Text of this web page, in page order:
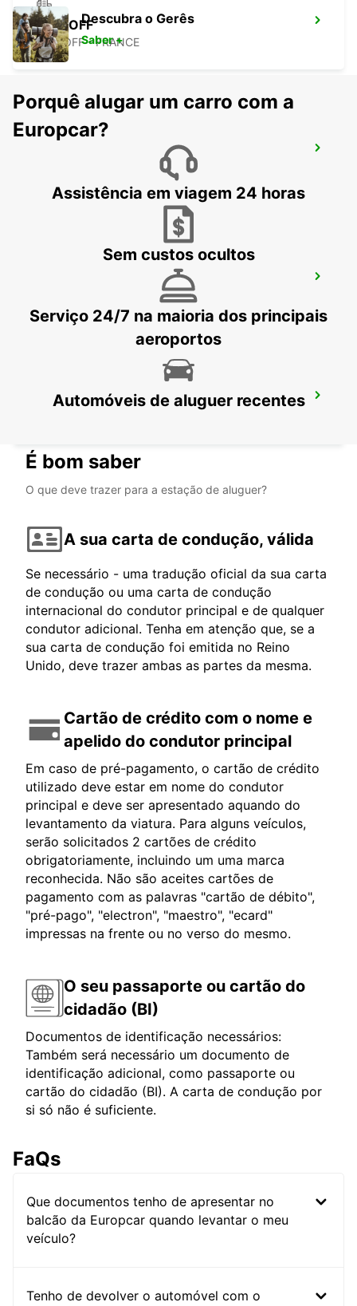
ROSCOFF
ROSCOFF - FRANCE
ESTAÇÃO DE COMBOIOS TGV DE SAINT-
PLOERMEL
Descubra o Gerês
Saber +
Porquê alugar um carro com a
Europcar?
Assistência em viagem 24 horas
Sem custos ocultos
Serviço 24/7 na maioria dos principais
aeroportos
Automóveis de aluguer recentes
É bom saber
O que deve trazer para a estação de aluguer?
A sua carta de condução, válida
Se necessário - uma tradução oficial da sua carta
de condução ou uma carta de condução
internacional do condutor principal e de qualquer
condutor adicional. Tenha em atenção que, se a
sua carta de condução foi emitida no Reino
Unido, deve trazer ambas as partes da mesma.
Cartão de crédito com o nome e
apelido do condutor principal
Em caso de pré-pagamento, o cartão de crédito
utilizado deve estar em nome do condutor
principal e deve ser apresentado aquando do
levantamento da viatura. Para alguns veículos,
serão solicitados 2 cartões de crédito
obrigatoriamente, incluindo um uma marca
reconhecida. Não são aceites cartões de
pagamento com as palavras "cartão de débito",
"pré-pago", "electron", "maestro", "ecard"
impressas na frente ou no verso do mesmo.
O seu passaporte ou cartão do
cidadão (BI)
Documentos de identificação necessários:
Também será necessário um documento de
identificação adicional, como passaporte ou
cartão do cidadão (BI). A carta de condução por
si só não é suficiente.
FaQs
Que documentos tenho de apresentar no
balcão da Europcar quando levantar o meu
veículo?
Tenho de devolver o automóvel com o